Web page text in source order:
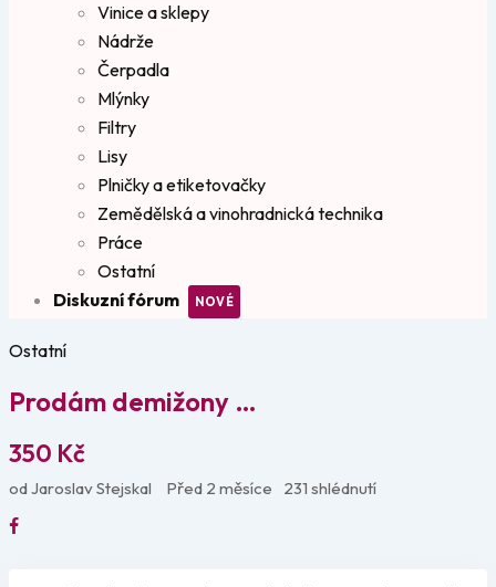
Vinice a sklepy
Nádrže
Čerpadla
Mlýnky
Filtry
Lisy
Plničky a etiketovačky
Zemědělská a vinohradnická technika
Práce
Ostatní
Diskuzní fórum
Ostatní
Prodám demižony …
350 Kč
od Jaroslav Stejskal Před 2 měsíce 231 shlédnutí